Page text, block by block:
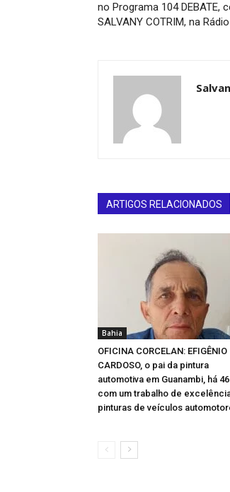
no Programa 104 DEBATE,
SALVANY COTRIM, na
ARTIGOS RELACIONADOS
Bahia
OFICINA CORCELAN: EFIGÊNIO
CARDOSO, o pai da pintura
automotiva em Guanambi, há
com um trabalho de
pinturas de veículos